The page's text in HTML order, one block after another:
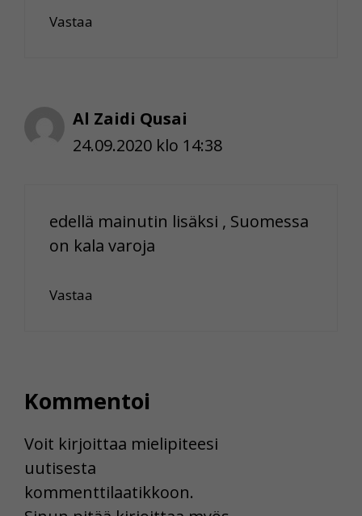
Vastaa
Al Zaidi Qusai
24.09.2020 klo 14:38
edellä mainutin lisäksi , Suomessa
on kala varoja
Vastaa
Kommentoi
Voit kirjoittaa mielipiteesi
uutisesta
kommenttilaatikkoon.